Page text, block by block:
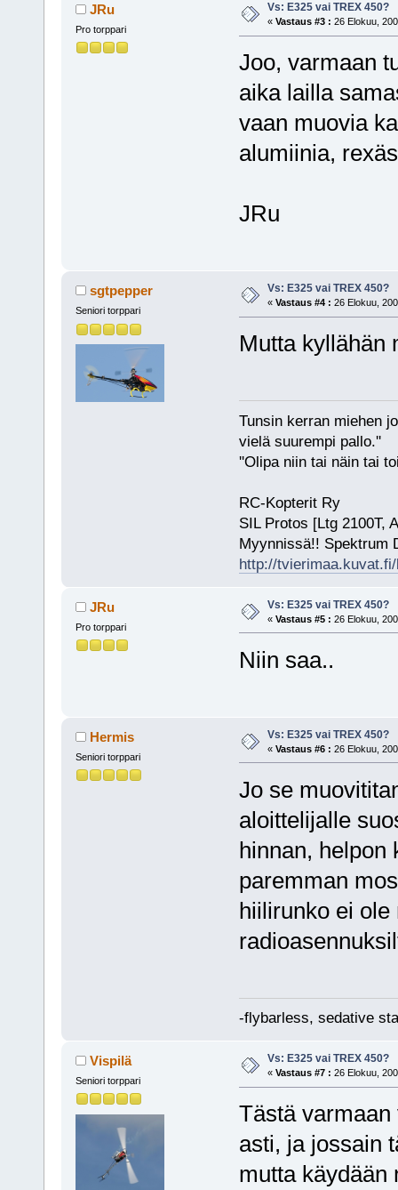
JRu
Pro torppari
Vs: E325 vai TREX 450?
« Vastaus #3 : 26 Elokuu,
Joo, varmaan
aika lailla
vaan muovia
alumiinia,
JRu
sgtpepper
Seniori torppari
Vs: E325 vai TREX 450?
« Vastaus #4 : 26 Elokuu,
Mutta kyllähän
Tunsin kerran miehen
vielä suurempi pallo.''
''Olipa niin tai näin tai
RC-Kopterit Ry
SIL Protos [Ltg 2100T,
Myynnissä!! Spektrum
http://
JRu
Pro torppari
Vs: E325 vai TREX 450?
« Vastaus #5 : 26 Elokuu,
Niin saa..
Hermis
Seniori torppari
Vs: E325 vai TREX 450?
« Vastaus #6 : 26 Elokuu,
Jo se
aloittelijalle
hinnan, helpon
paremman
hiilirunko ei
-flybarless, sedative
Vispilä
Seniori torppari
Vs: E325 vai TREX 450?
« Vastaus #7 : 26 Elokuu,
Tästä
asti, ja jossain
mutta käydään